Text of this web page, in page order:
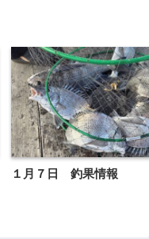
１月７日 釣果情報